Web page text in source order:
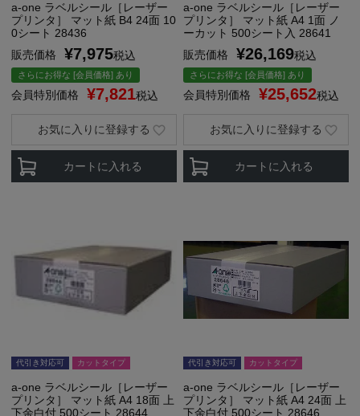
a-one ラベルシール［レーザー
プリンタ］ マット紙 B4 24面 10
0シート 28436
販売価格
¥7,975税込
さらにお得な [会員価格] あり
会員特別価格 ¥7,821税込
カートに入れる
お気に入りに登録する
a-one ラベルシール［レーザー
プリンタ］ マット紙 A4 1面 ノ
ーカット 500シート入 28641
販売価格
¥26,169税込
さらにお得な [会員価格] あり
会員特別価格 ¥25,652税込
カートに入れる
お気に入りに登録する
代引き対応可 カットタイプ
a-one ラベルシール［レーザー
プリンタ］ マット紙 A4 18面 上
下余白付 500シート 28644
代引き対応可 カットタイプ
a-one ラベルシール［レーザー
プリンタ］ マット紙 A4 24面 上
下余白付 500シート 28646